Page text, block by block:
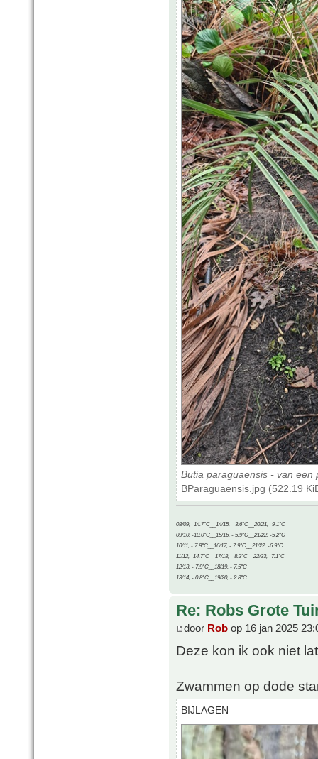
Butia paraguaensis - van een
BParaguaensis.jpg (522.19
08/09, -14.7°C__14/15, - 3.6°C__20/21, -9.1°C
09/10, -10.0°C__15/16, - 5.9°C__21/22, -5.2°C
10/11, - 7.9°C__16/17, - 7.9°C__21/22, -6.9°C
11/12, -14.7°C__17/18, - 8.3°C__22/23, -7.1°C
12/13, - 7.9°C__18/19, - 7.5°C
13/14, - 0.8°C__19/20, - 2.8°C
Re: Robs Grote
door Rob op 16 jan 2025
Deze kon ik ook niet
Zwammen op dode
BIJLAGEN